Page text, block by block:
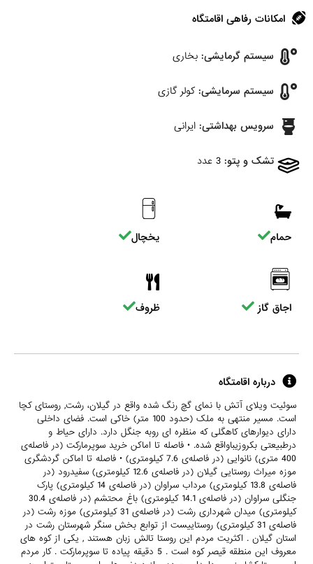
امکانات رفاهی اقامتگاه
سیستم گرمایشی: بخاری
سیستم سرمایشی: کولر گازی
سرویس بهداشتی: ایرانی
تشک و پتو: 3 عدد
حمام یخچال
اجاق گاز ظروف
درباره اقامتگاه
سوئیت ویلای آتش با نمای گچ رنگ شده واقع در گیلان، رشت, روستای کچا
است. مسیر منتهی به ملک (حدود 100 متر) خاکی است. فضای داخلی
دارای دیوارهای کاهگلی که منظره ای روبه جنگل دارد. دارای حیاط و
درطبیعتی بکروزیباواقع شده. • فاصله تا اماکن خرید سوپرمارکت (در فاصله‌ی
400 متری) نانوایی (در فاصله‌ی 7.6 کیلومتری) • فاصله تا اماکن گردشگری
موزه میراث روستایی گیلان (در فاصله‌ی 12.6 کیلومتری) سفیدرود (در
فاصله‌ی 13.8 کیلومتری) مرداب سراوان (در فاصله‌ی 14 کیلومتری) پارک
جنگلی سراوان (در فاصله‌ی 14.1 کیلومتری) باغ محتشم (در فاصله‌ی 30.4
کیلومتری) میدان شهرداری رشت (در فاصله‌ی 31 کیلومتری) موزه رشت (در
فاصله‌ی 31 کیلومتری) روستاییست از توابع بخش سنگر شهرستان رشت در
استان گیلان . اکثریت مردم این روستا تالش زبان هستند , یکی از کوه های
معروف این منطقه قیصر کوه است . 5 دقیقه پیاده تا سوپرمارکت . کار مردم